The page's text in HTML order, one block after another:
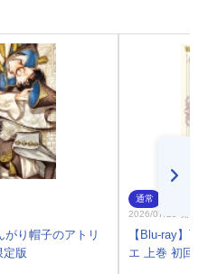
がり帽子のアトリ
定版
通常
2026/07/29 発売
【Blu-ray】
エ 上巻 初回